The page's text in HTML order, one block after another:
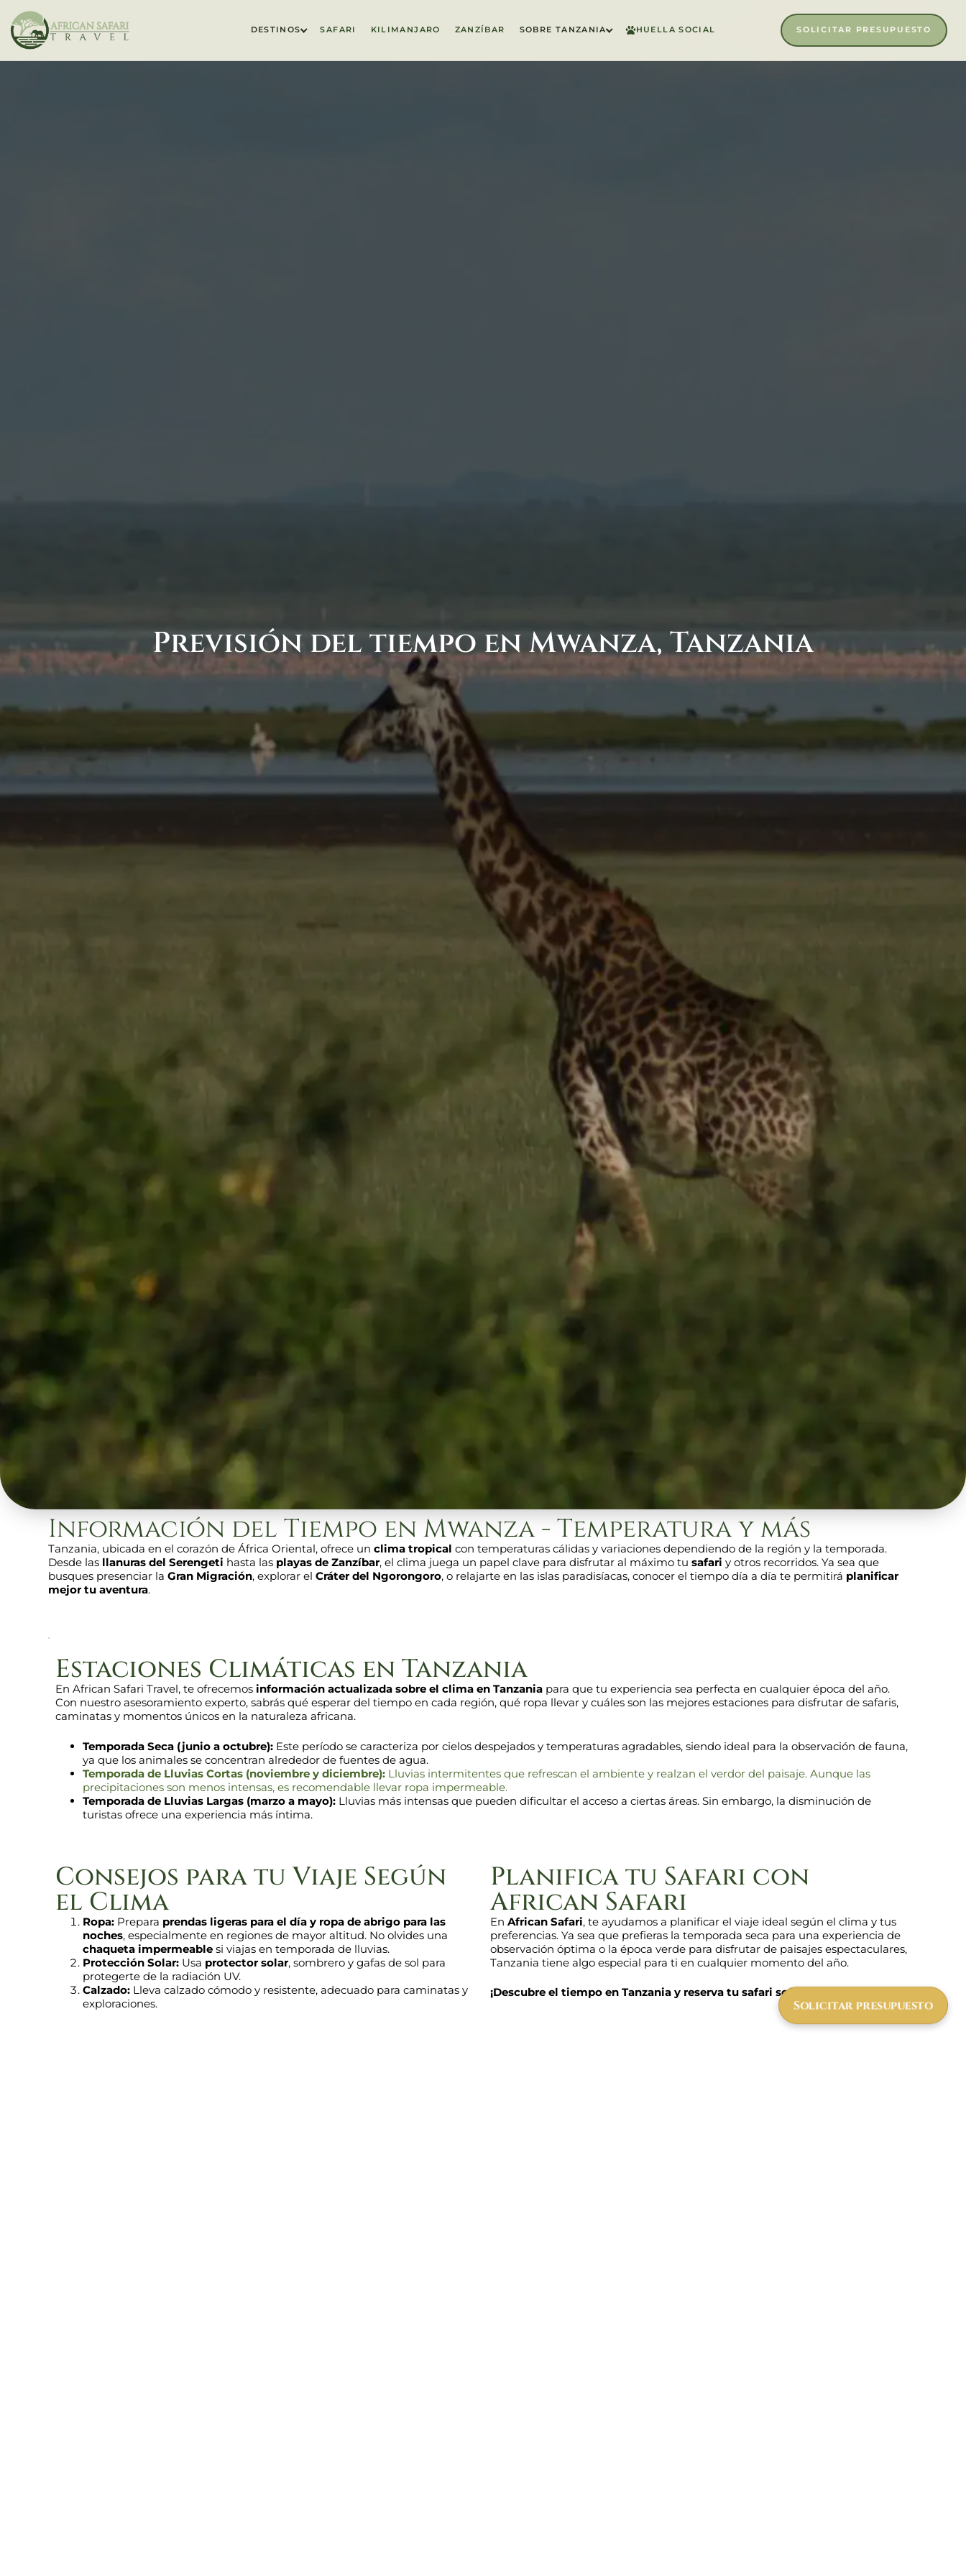
DESTINOS SAFARI KILIMANJARO ZANZÍBAR SOBRE TANZANIA HUELLA SOCIAL SOLICITAR PRESUPUESTO
Previsión del tiempo en Mwanza, Tanzania
Información del Tiempo en Mwanza - Temperatura y más
Tanzania, ubicada en el corazón de África Oriental, ofrece unclima tropical con temperaturas cálidas y variaciones dependiendo de la región y la temporada.
Desde las llanuras del Serengeti hasta las playas de Zanzíbar, el clima juega un papel clave para disfrutar al máximo tusafari y otros recorridos. Ya sea que
busques presenciar laGran Migración, explorar elCráter del Ngorongoro, o relajarte en las islas paradisíacas, conocer el tiempo día a día te permitirá planificar
mejor tu aventura.
Estaciones Climáticas en Tanzania
En African Safari Travel, te ofrecemosinformación actualizada sobre el clima en Tanzania para que tu experiencia sea perfecta en cualquier época del año.
Con nuestro asesoramiento experto, sabrás qué esperar del tiempo en cada región, qué ropa llevar y cuáles son las mejores estaciones para disfrutar de safaris,
caminatas y momentos únicos en la naturaleza africana.
Temporada Seca (junio a octubre):Este período se caracteriza por cielos despejados y temperaturas agradables, siendo ideal para la observación de fauna,
ya que los animales se concentran alrededor de fuentes de agua.
Temporada de Lluvias Cortas (noviembre y diciembre):Lluvias intermitentes que refrescan el ambiente y realzan el verdor del paisaje. Aunque las
precipitaciones son menos intensas, es recomendable llevar ropa impermeable.
Temporada de Lluvias Largas (marzo a mayo):Lluvias más intensas que pueden dificultar el acceso a ciertas áreas. Sin embargo, la disminución de
turistas ofrece una experiencia más íntima.
Consejos para tu Viaje Según
el Clima
Ropa:Prepara prendas ligeras para el día y ropa de abrigo para las
noches, especialmente en regiones de mayor altitud. No olvides una
chaqueta impermeablesi viajas en temporada de lluvias.
Protección Solar:Usa protector solar, sombrero y gafas de sol para
protegerte de la radiación UV.
Calzado:Lleva calzado cómodo y resistente, adecuado para caminatas y
exploraciones.
Planifica tu Safari con
African Safari
En African Safari, te ayudamos a planificar el viaje ideal según el clima y tus
preferencias. Ya sea que prefieras la temporada seca para una experiencia de
observación óptima o la época verde para disfrutar de paisajes espectaculares,
Tanzania tiene algo especial para ti en cualquier momento del año.
¡Descubre el tiempo en Tanzania y reserva tu safari soñado con nosotros!
Solicitar presupuesto